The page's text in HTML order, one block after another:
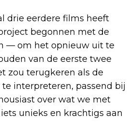
drie eerdere films heeft
begonnen met de
— om het opnieuw uit te
van de eerste twee
zou terugkeren als de
interpreteren, passend bij
over wat we met
unieks en krachtigs aan